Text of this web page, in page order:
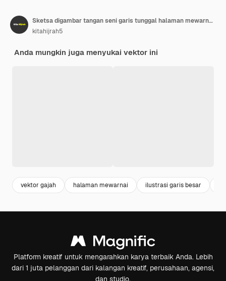
Sketsa digambar tangan seni garis tunggal halaman mewarnai gambar garis
kitahijrah5
Anda mungkin juga menyukai vektor ini
vektor gajah halaman mewarnai ilustrasi garis besar
Platform kreatif untuk mengarahkan karya terbaik Anda. Lebih
dari 1 juta pelanggan dari kalangan kreatif, perusahaan, agensi,
dan studio.